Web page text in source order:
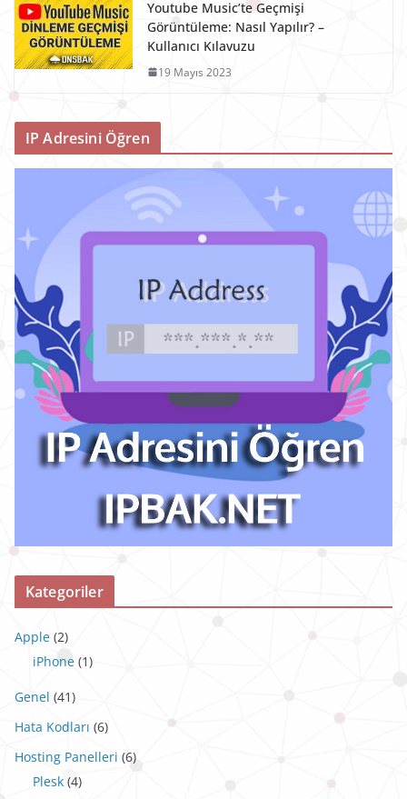
Youtube Music’te Geçmişi
Görüntüleme: Nasıl Yapılır? –
Kullanıcı Kılavuzu
19 Mayıs 2023
IP Adresini Öğren
Kategoriler
Apple (2)
iPhone (1)
Genel (41)
Hata Kodları (6)
Hosting Panelleri (6)
Plesk (4)